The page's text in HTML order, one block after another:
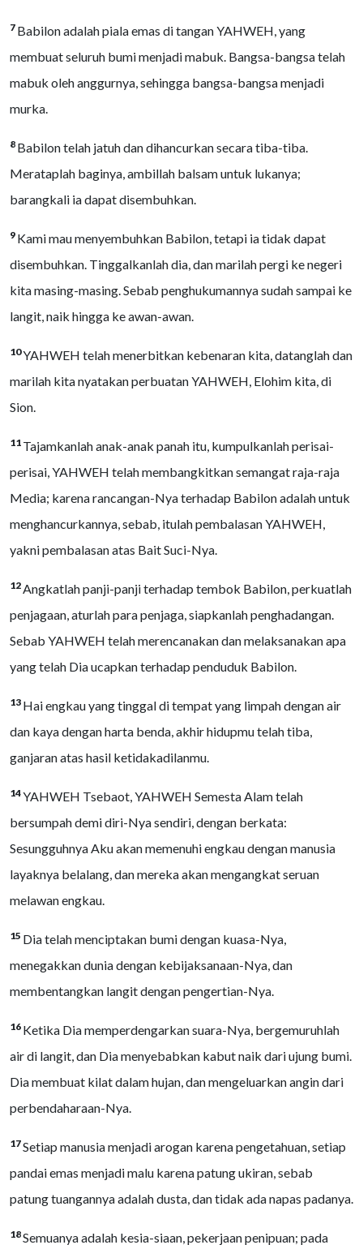
7 Babilon adalah piala emas di tangan YAHWEH, yang
membuat seluruh bumi menjadi mabuk. Bangsa-bangsa telah
mabuk oleh anggurnya, sehingga bangsa-bangsa menjadi
murka.
8 Babilon telah jatuh dan dihancurkan secara tiba-tiba.
Merataplah baginya, ambillah balsam untuk lukanya;
barangkali ia dapat disembuhkan.
9 Kami mau menyembuhkan Babilon, tetapi ia tidak dapat
disembuhkan. Tinggalkanlah dia, dan marilah pergi ke negeri
kita masing-masing. Sebab penghukumannya sudah sampai ke
langit, naik hingga ke awan-awan.
10YAHWEH telah menerbitkan kebenaran kita, datanglah dan
marilah kita nyatakan perbuatan YAHWEH, Elohim kita, di
Sion.
11 Tajamkanlah anak-anak panah itu, kumpulkanlah perisai-
perisai, YAHWEH telah membangkitkan semangat raja-raja
Media; karena rancangan-Nya terhadap Babilon adalah untuk
menghancurkannya, sebab, itulah pembalasan YAHWEH,
yakni pembalasan atas Bait Suci-Nya.
12Angkatlah panji-panji terhadap tembok Babilon, perkuatlah
penjagaan, aturlah para penjaga, siapkanlah penghadangan.
Sebab YAHWEH telah merencanakan dan melaksanakan apa
yang telah Dia ucapkan terhadap penduduk Babilon.
13 Hai engkau yang tinggal di tempat yang limpah dengan air
dan kaya dengan harta benda, akhir hidupmu telah tiba,
ganjaran atas hasil ketidakadilanmu.
14YAHWEH Tsebaot, YAHWEH Semesta Alam telah
bersumpah demi diri-Nya sendiri, dengan berkata:
Sesungguhnya Aku akan memenuhi engkau dengan manusia
layaknya belalang, dan mereka akan mengangkat seruan
melawan engkau.
15 Dia telah menciptakan bumi dengan kuasa-Nya,
menegakkan dunia dengan kebijaksanaan-Nya, dan
membentangkan langit dengan pengertian-Nya.
16 Ketika Dia memperdengarkan suara-Nya, bergemuruhlah
air di langit, dan Dia menyebabkan kabut naik dari ujung bumi.
Dia membuat kilat dalam hujan, dan mengeluarkan angin dari
perbendaharaan-Nya.
17Setiap manusia menjadi arogan karena pengetahuan, setiap
pandai emas menjadi malu karena patung ukiran, sebab
patung tuangannya adalah dusta, dan tidak ada napas padanya.
18Semuanya adalah kesia-siaan, pekerjaan penipuan; pada